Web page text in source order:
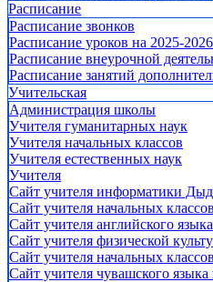
Расписание
Расписание звонков
Расписание уроков на 2025-
Расписание внеурочной
Расписание занятий
Учительская
Администрация школы
Учителя гуманитарных наук
Учителя начальных классов
Учителя естественных наук
Учителя
Cайт учителя информатики
Сайт учителя начальных
Сайт учителя английского
Сайт учителя физической
Сайт учителя начальных
Сайт учителя чувашского